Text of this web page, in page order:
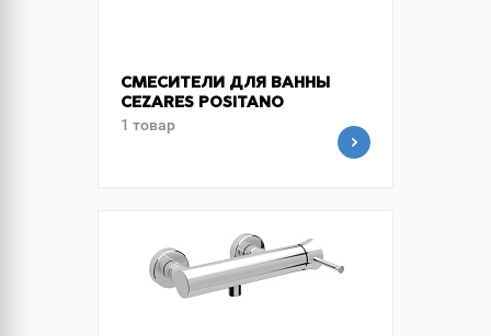
СМЕСИТЕЛИ ДЛЯ ВАННЫ
CEZARES POSITANO
1 товар